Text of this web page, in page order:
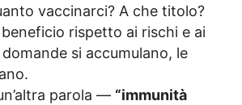
vaccinarci? A che titolo?
rispetto ai rischi e ai
si accumulano, le
parola — “immunità